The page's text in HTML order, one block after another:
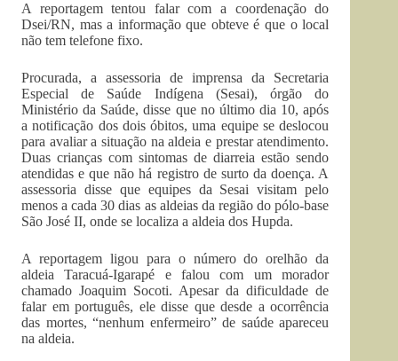
A reportagem tentou falar com a coordenação do
Dsei/RN, mas a informação que obteve é que o local
não tem telefone fixo.
Procurada, a assessoria de imprensa da Secretaria
Especial de Saúde Indígena (Sesai), órgão do
Ministério da Saúde, disse que no último dia 10, após
a notificação dos dois óbitos, uma equipe se deslocou
para avaliar a situação na aldeia e prestar atendimento.
Duas crianças com sintomas de diarreia estão sendo
atendidas e que não há registro de surto da doença. A
assessoria disse que equipes da Sesai visitam pelo
menos a cada 30 dias as aldeias da região do pólo-base
São José II, onde se localiza a aldeia dos Hupda.
A reportagem ligou para o número do orelhão da
aldeia Taracuá-Igarapé e falou com um morador
chamado Joaquim Socoti. Apesar da dificuldade de
falar em português, ele disse que desde a ocorrência
das mortes, “nenhum enfermeiro” de saúde apareceu
na aldeia.